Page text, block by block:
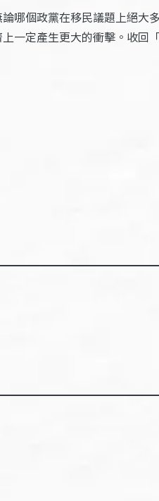
哪個政黨在移民議題上絕
一定產生更大的衝擊。收回